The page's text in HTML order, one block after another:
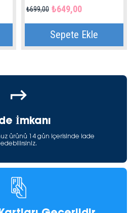
₺649,00
₺699,00
Sepete Ekle
İmkanı
ürünü 14 gün içerisinde iade
edebilirsiniz.